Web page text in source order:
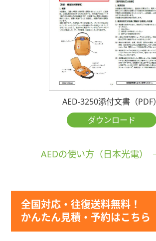
AED-3250添付文書（PDF）
ダウンロード
AEDの使い方（日本光電）
全国対応・往復送料無料！
かんたん見積・予約はこちら